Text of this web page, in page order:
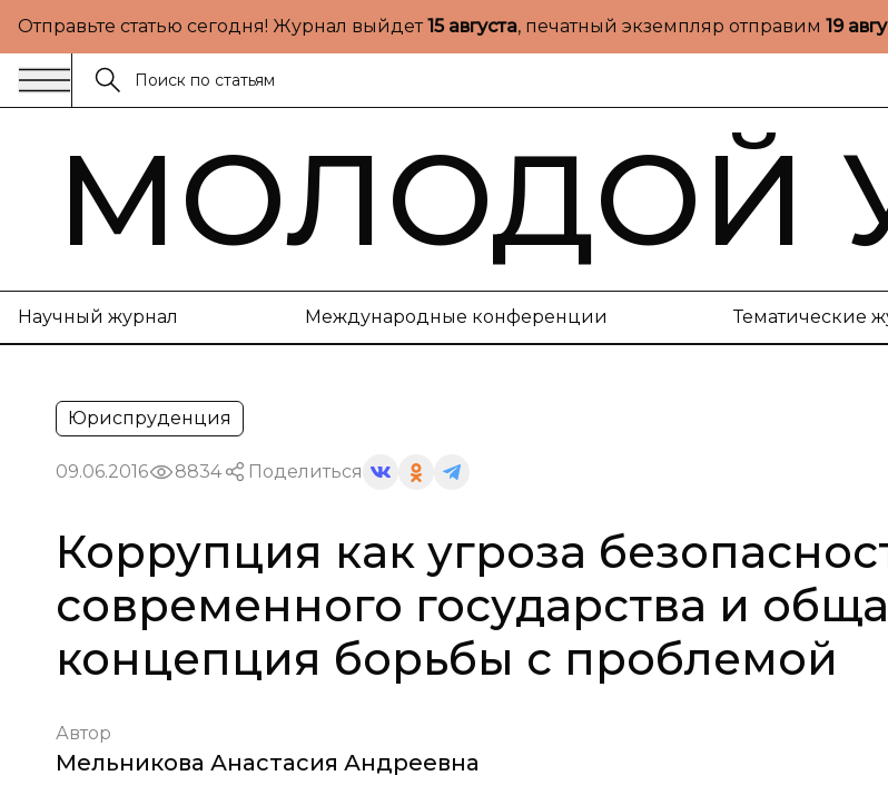
Отправьте статью сегодня! Журнал выйдет15 августа, печатный экземпляр отправим 19
МОЛОДОЙ
Научный журнал Международные конференции Тематические
Юриспруденция
09.06.2016 8834 Поделиться
Коррупция как угроза
современного государства и
концепция борьбы с проблемой
Автор
Мельникова Анастасия Андреевна